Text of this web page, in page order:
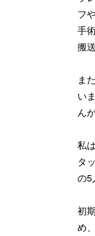
フ
手
搬
ま
い
ん
私
タ
の5
初
め